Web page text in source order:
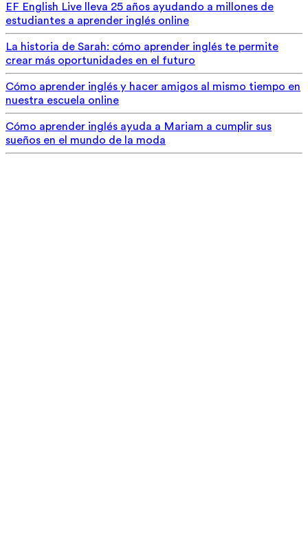
EF English Live lleva 25 años ayudando a millones de
estudiantes a aprender inglés online
La historia de Sarah: cómo aprender inglés te permite
crear más oportunidades en el futuro
Cómo aprender inglés y hacer amigos al mismo tiempo en
nuestra escuela online
Cómo aprender inglés ayuda a Mariam a cumplir sus
sueños en el mundo de la moda